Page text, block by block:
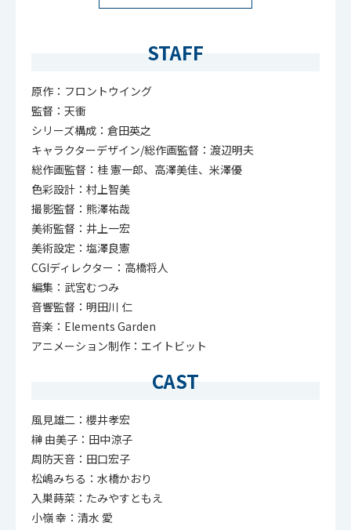
STAFF
原作：フロントウイング
監督：天衝
シリーズ構成：倉田英之
キャラクターデザイン/総作画監督：渡辺明夫
総作画監督：桂 憲一郎、高澤美佳、米澤優
色彩設計：村上智美
撮影監督：熊澤祐哉
美術監督：井上一宏
美術設定：塩澤良憲
CGIディレクター：高橋将人
編集：武宮むつみ
音響監督：明田川 仁
音楽：Elements Garden
アニメーション制作：エイトビット
CAST
風見雄二：櫻井孝宏
榊 由美子：田中涼子
周防天音：田口宏子
松嶋みちる：水橋かおり
入巣蒔菜：たみやすともえ
小嶺 幸：清水 愛